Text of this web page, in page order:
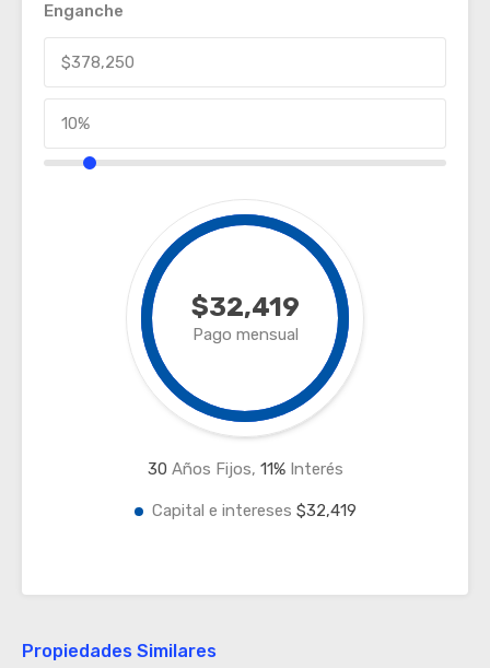
Enganche
$32,419
Pago mensual
30 Años Fijos, 11%Interés
Capital e intereses $32,419
Propiedades Similares